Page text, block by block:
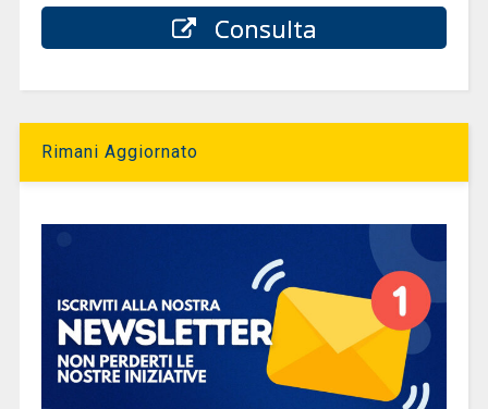
Consulta
Rimani Aggiornato